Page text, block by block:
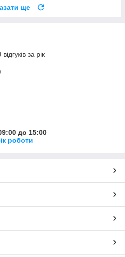
ще
за рік
до 15:00
роботи